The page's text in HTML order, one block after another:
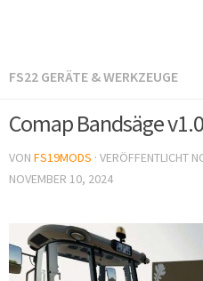
FS22 GERÄTE & WERKZEUGE
Comap Bandsäge
VON FS19MODS · VERÖFFENTLICHT
NOVEMBER 10, 2024